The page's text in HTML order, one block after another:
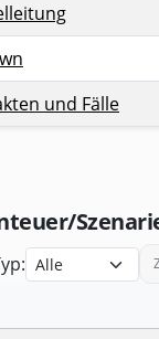
und Fälle